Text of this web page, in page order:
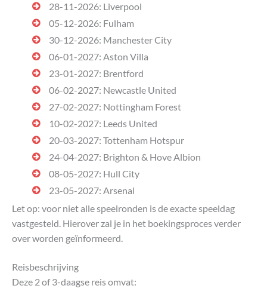
28-11-2026: Liverpool
05-12-2026: Fulham
30-12-2026: Manchester City
06-01-2027: Aston Villa
23-01-2027: Brentford
06-02-2027: Newcastle United
27-02-2027: Nottingham Forest
10-02-2027: Leeds United
20-03-2027: Tottenham Hotspur
24-04-2027: Brighton & Hove Albion
08-05-2027: Hull City
23-05-2027: Arsenal
Let op: voor niet alle speelronden is de exacte speeldag
vastgesteld. Hierover zal je in het boekingsproces verder
over worden geïnformeerd.
Reisbeschrijving
Deze 2 of 3-daagse reis omvat: